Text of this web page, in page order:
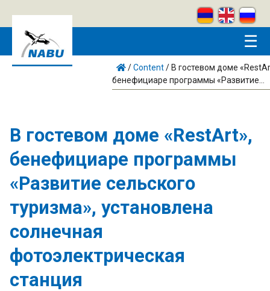
☰
/Content/ В гостевом доме
бенефициаре программы «Развитие...
В гостевом доме «RestArt»,
бенефициаре программы
«Развитие сельского
туризма», установлена ​​
солнечная
фотоэлектрическая
станция